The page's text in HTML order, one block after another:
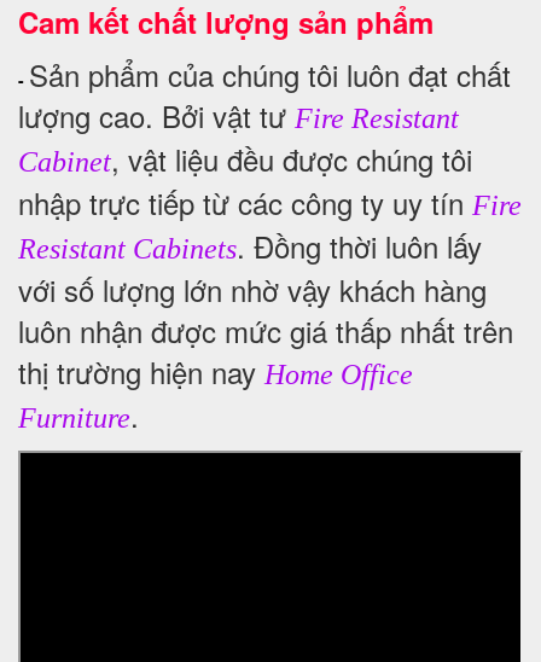
Cam kết chất lượng sản phẩm
- Sản phẩm của chúng tôi luôn đạt chất
lượng cao. Bởi vật tư Fire Resistant
Cabinet, vật liệu đều được chúng tôi
nhập trực tiếp từ các công ty uy tín Fire
Resistant Cabinets. Đồng thời luôn lấy
với số lượng lớn nhờ vậy khách hàng
luôn nhận được mức giá thấp nhất trên
thị trường hiện nayHome Office
Furniture.